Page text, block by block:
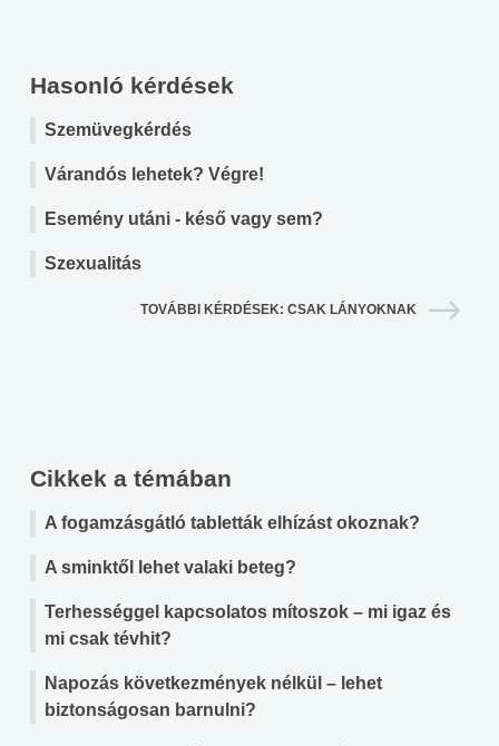
Hasonló kérdések
Szemüvegkérdés
Várandós lehetek? Végre!
Esemény utáni - késő vagy sem?
Szexualitás
TOVÁBBI KÉRDÉSEK: CSAK LÁNYOKNAK
Cikkek a témában
A fogamzásgátló tabletták elhízást okoznak?
A sminktől lehet valaki beteg?
Terhességgel kapcsolatos mítoszok – mi igaz és
mi csak tévhit?
Napozás következmények nélkül – lehet
biztonságosan barnulni?